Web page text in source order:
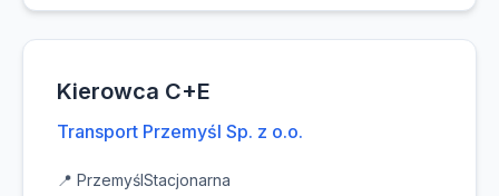
Kierowca C+E
Transport Przemyśl Sp. z o.o.
📍 PrzemyślStacjonarna